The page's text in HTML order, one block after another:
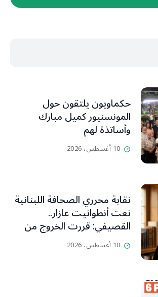
حكماويون يلتقون حول
المونسنيور كميل مبارك
وأساتذة لهم
10 أغسطس، 2026
نقابة محرري الصحافة اللبنانية
نعت أنطوانيت عازار..
القصيفي: قررت الخروج من
عزلتها والإنطلاق إلى عالم
أفضل ينسيها ما سامته من
10 أغسطس، 2026